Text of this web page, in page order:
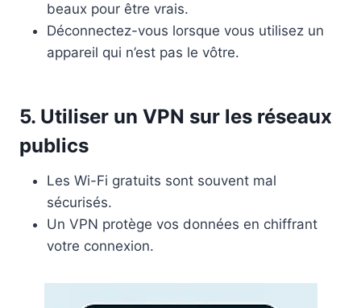
beaux pour être vrais.
Déconnectez-vous lorsque vous utilisez un
appareil qui n’est pas le vôtre.
5. Utiliser un VPN sur les réseaux
publics
Les Wi-Fi gratuits sont souvent mal
sécurisés.
Un VPN protège vos données en chiffrant
votre connexion.